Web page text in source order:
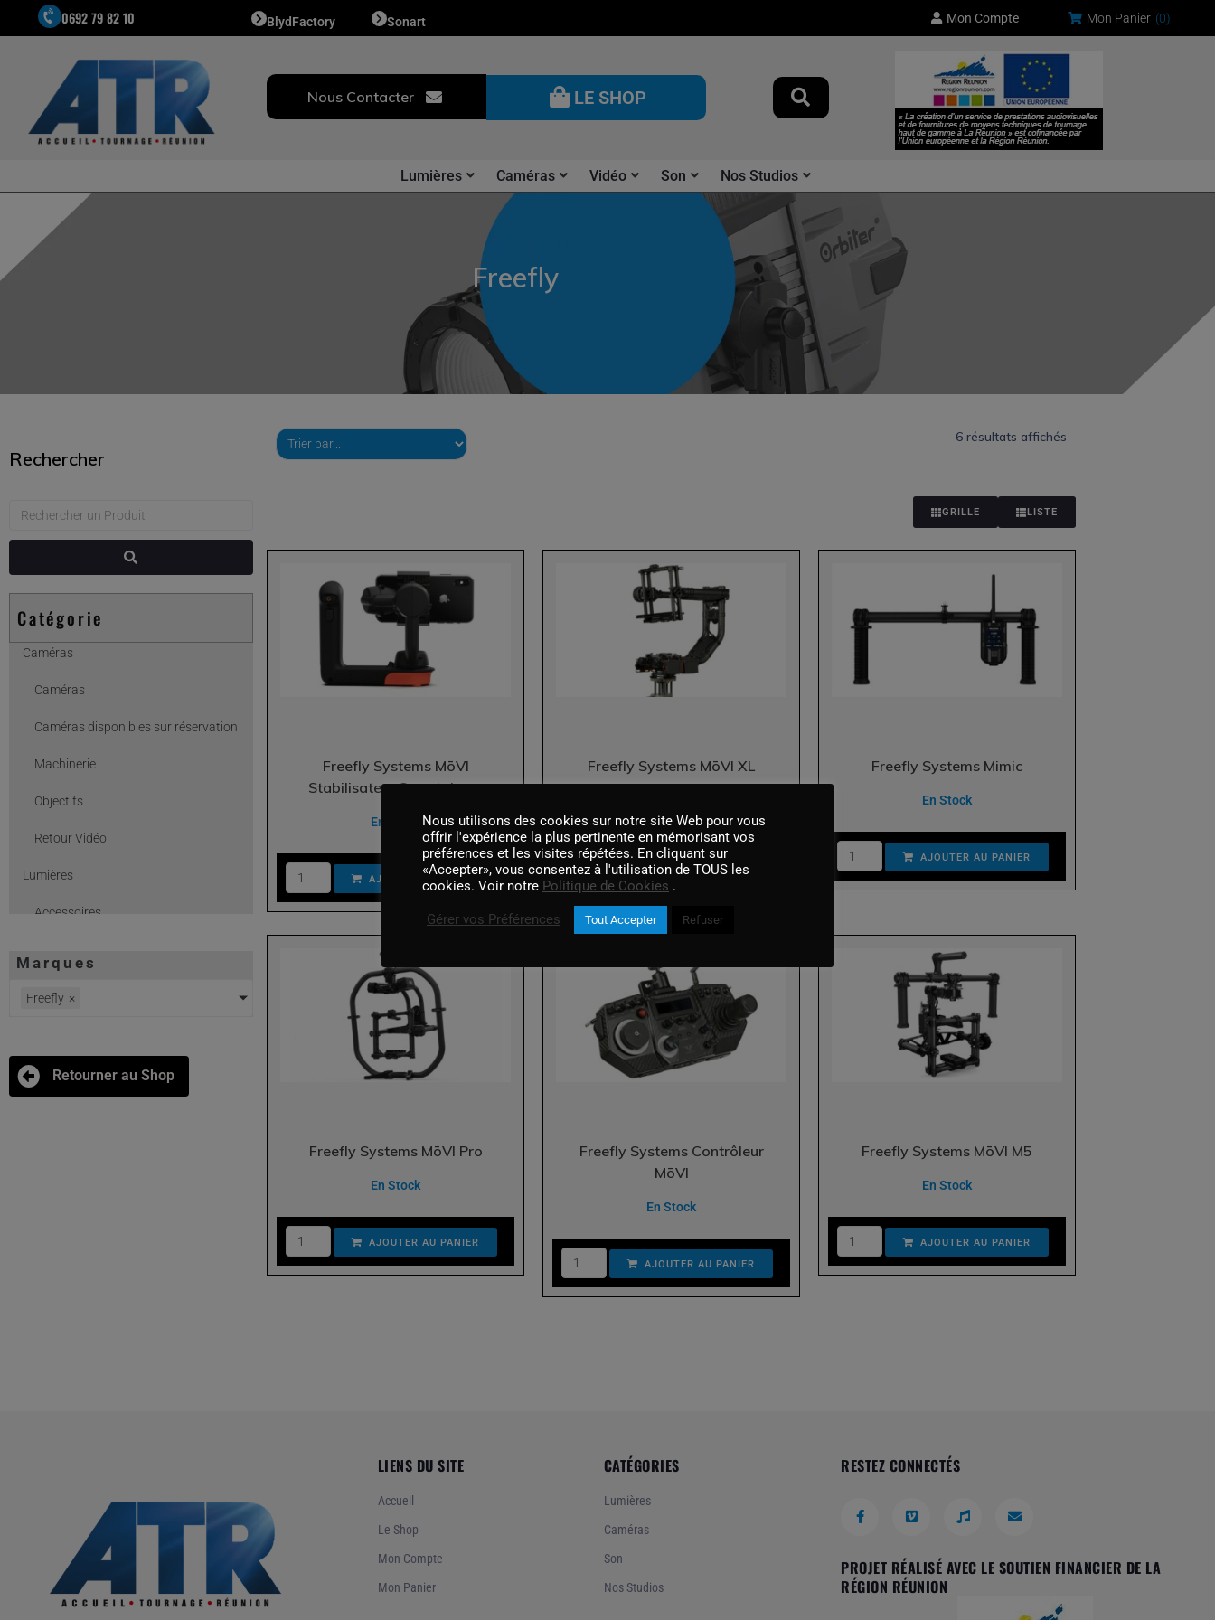
0692 79 82 10 BlydFactory Sonart Mon Compte Mon Panier (0)
Nous Contacter LE SHOP
Lumières Caméras Vidéo Son Nos Studios
Freefly
Rechercher
Catégorie
Caméras
Caméras
Caméras disponibles sur réservation
Machinerie
Objectifs
Retour Vidéo
Lumières
Accessoires
Energie
HMI
Bonnettes et Perches
Diffusion Son Équipe
Marques
Freefly ×
Retourner au Shop
6 résultats affichés
GRILLE LISTE
Freefly Systems MōVI
Stabilisateur Smartphone
En Stock
AJOUTER AU PANIER
Freefly Systems MōVI XL
AJOUTER AU PANIER
Freefly Systems Mimic
En Stock
AJOUTER AU PANIER
Freefly Systems MōVI Pro
En Stock
AJOUTER AU PANIER
Freefly Systems Contrôleur
MōVI
En Stock
AJOUTER AU PANIER
Freefly Systems MōVI M5
En Stock
AJOUTER AU PANIER
LIENS DU SITE
Accueil
Le Shop
Mon Compte
Mon Panier
CATÉGORIES
Lumières
Caméras
Son
Nos Studios
RESTEZ CONNECTÉS
PROJET RÉALISÉ AVEC LE SOUTIEN FINANCIER DE LA
RÉGION RÉUNION
Nous utilisons des cookies sur notre site Web pour vous
offrir l'expérience la plus pertinente en mémorisant vos
préférences et les visites répétées. En cliquant sur
«Accepter», vous consentez à l'utilisation de TOUS les
cookies. Voir notre Politique de Cookies .
Gérer vos Préférences Tout Accepter Refuser